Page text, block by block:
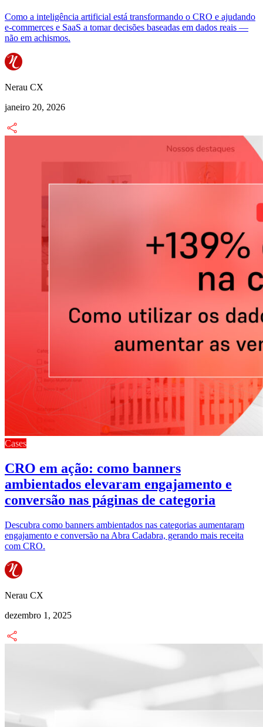
Como a inteligência artificial está transformando o CRO e ajudando
e-commerces e SaaS a tomar decisões baseadas em dados reais —
não em achismos.
Nerau CX
janeiro 20, 2026
Cases
CRO em ação: como banners
ambientados elevaram engajamento e
conversão nas páginas de categoria
Descubra como banners ambientados nas categorias aumentaram
engajamento e conversão na Abra Cadabra, gerando mais receita
com CRO.
Nerau CX
dezembro 1, 2025